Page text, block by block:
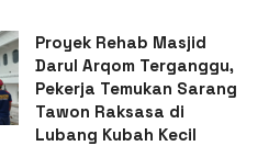
Proyek Rehab Masjid
Darul Arqom Terganggu,
Pekerja Temukan Sarang
Tawon Raksasa di
Lubang Kubah Kecil